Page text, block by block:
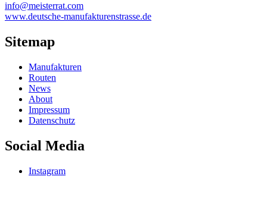
info@meisterrat.com
www.deutsche-manufakturenstrasse.de
Sitemap
Manufakturen
Routen
News
About
Impressum
Datenschutz
Social Media
Instagram